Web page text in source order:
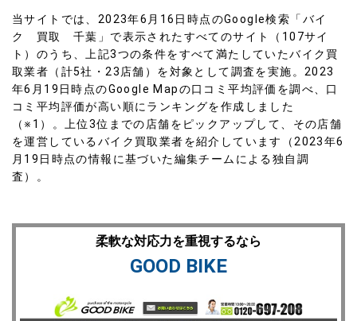
当サイトでは、2023年6月16日時点のGoogle検索「バイ
ク 買取 千葉」で表示されたすべてのサイト（107サイ
ト）のうち、上記3つの条件をすべて満たしていたバイク買
取業者（計5社・23店舗）を対象として調査を実施。2023
年6月19日時点のGoogle Mapの口コミ平均評価を調べ、 口
コミ平均評価が高い順にランキングを作成 しました
（※1）。上位3位までの店舗をピックアップして、その店舗
を運営しているバイク買取業者を紹介しています（2023年6
月19日時点の情報に基づいた編集チームによる独自調
査）。
柔軟な対応力を重視するなら
GOOD BIKE